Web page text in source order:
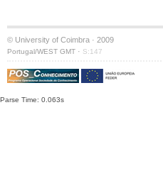
© University of Coimbra · 2009
Portugal/WEST GMT · S:147
Parse Time: 0.063s